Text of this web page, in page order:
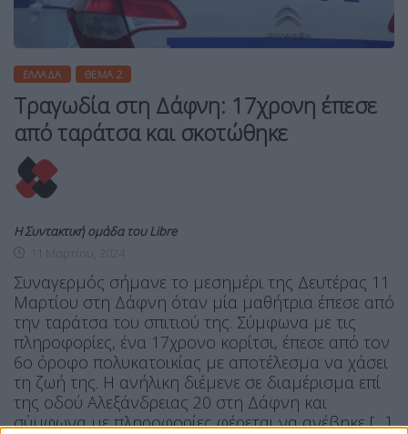
ΕΛΛΆΔΑ ΘΈΜΑ 2
Τραγωδία στη Δάφνη: 17χρονη έπεσε
από ταράτσα και σκοτώθηκε
Η Συντακτική ομάδα του Libre
Συναγερμός σήμανε το μεσημέρι της Δευτέρας 11
Μαρτίου στη Δάφνη όταν μία μαθήτρια έπεσε από
την ταράτσα του σπιτιού της. Σύμφωνα με τις
πληροφορίες, ένα 17χρονο κορίτσι, έπεσε από τον
6ο όροφο πολυκατοικίας με αποτέλεσμα να χάσει
τη ζωή της. Η ανήλικη διέμενε σε διαμέρισμα επί
της οδού Αλεξάνδρειας 20 στη Δάφνη και
σύμφωνα με πληροφορίες φέρεται να ανέβηκε […]